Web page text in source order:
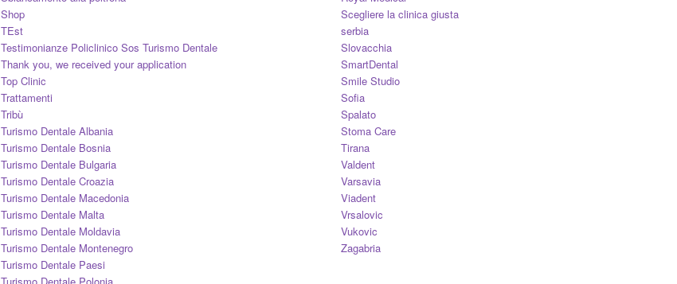
Shop
TEst
Testimonianze Policlinico Sos Turismo Dentale
Thank you, we received your application
Top Clinic
Trattamenti
Tribù
Turismo Dentale Albania
Turismo Dentale Bosnia
Turismo Dentale Bulgaria
Turismo Dentale Croazia
Turismo Dentale Macedonia
Turismo Dentale Malta
Turismo Dentale Moldavia
Turismo Dentale Montenegro
Turismo Dentale Paesi
Turismo Dentale Polonia
Scegliere la clinica giusta
serbia
Slovacchia
SmartDental
Smile Studio
Sofia
Spalato
Stoma Care
Tirana
Valdent
Varsavia
Viadent
Vrsalovic
Vukovic
Zagabria